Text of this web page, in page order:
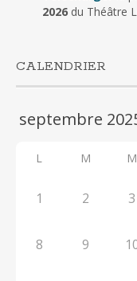
2026du Théâtre
CALENDRIER
L M M
1 2 3
8 9